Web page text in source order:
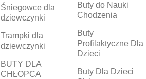
Śniegowce dla
dziewczynki
Trampki dla
dziewczynki
BUTY DLA
CHŁOPCA
Buty do Nauki
Chodzenia
Buty
Profilaktyczne Dla
Dzieci
Buty Dla Dzieci